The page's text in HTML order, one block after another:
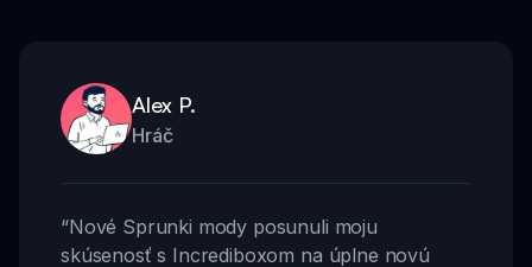
Alex P.
Hráč
“Nové Sprunki mody posunuli moju
skúsenosť s Incrediboxom na úplne novú